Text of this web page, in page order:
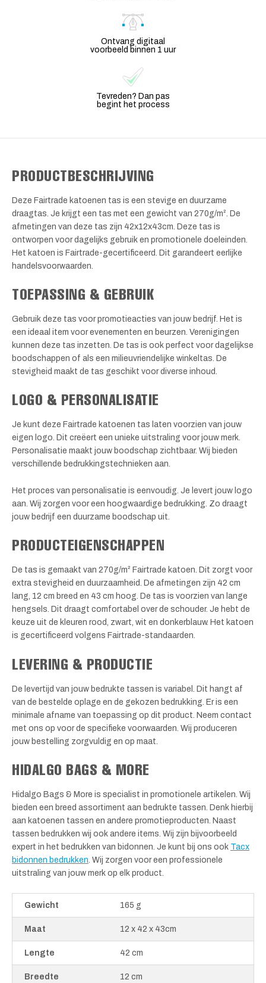
Ontvang digitaal
voorbeeld binnen 1 uur
Tevreden? Dan pas
begint het process
PRODUCTBESCHRIJVING
Deze Fairtrade katoenen tas is een stevige en duurzame
draagtas. Je krijgt een tas met een gewicht van 270g/m². De
afmetingen van deze tas zijn 42x12x43cm. Deze tas is
ontworpen voor dagelijks gebruik en promotionele doeleinden.
Het katoen is Fairtrade-gecertificeerd. Dit garandeert eerlijke
handelsvoorwaarden.
TOEPASSING & GEBRUIK
Gebruik deze tas voor promotieacties van jouw bedrijf. Het is
een ideaal item voor evenementen en beurzen. Verenigingen
kunnen deze tas inzetten. De tas is ook perfect voor dagelijkse
boodschappen of als een milieuvriendelijke winkeltas. De
stevigheid maakt de tas geschikt voor diverse inhoud.
LOGO & PERSONALISATIE
Je kunt deze Fairtrade katoenen tas laten voorzien van jouw
eigen logo. Dit creëert een unieke uitstraling voor jouw merk.
Personalisatie maakt jouw boodschap zichtbaar. Wij bieden
verschillende bedrukkingstechnieken aan.
Het proces van personalisatie is eenvoudig. Je levert jouw logo
aan. Wij zorgen voor een hoogwaardige bedrukking. Zo draagt
jouw bedrijf een duurzame boodschap uit.
PRODUCTEIGENSCHAPPEN
De tas is gemaakt van 270g/m² Fairtrade katoen. Dit zorgt voor
extra stevigheid en duurzaamheid. De afmetingen zijn 42 cm
lang, 12 cm breed en 43 cm hoog. De tas is voorzien van lange
hengsels. Dit draagt comfortabel over de schouder. Je hebt de
keuze uit de kleuren rood, zwart, wit en donkerblauw. Het katoen
is gecertificeerd volgens Fairtrade-standaarden.
LEVERING & PRODUCTIE
De levertijd van jouw bedrukte tassen is variabel. Dit hangt af
van de bestelde oplage en de gekozen bedrukking. Er is een
minimale afname van toepassing op dit product. Neem contact
met ons op voor de specifieke voorwaarden. Wij produceren
jouw bestelling zorgvuldig en op maat.
HIDALGO BAGS & MORE
Hidalgo Bags & More is specialist in promotionele artikelen. Wij
bieden een breed assortiment aan bedrukte tassen. Denk hierbij
aan katoenen tassen en andere promotieproducten. Naast
tassen bedrukken wij ook andere items. Wij zijn bijvoorbeeld
expert in het bedrukken van bidonnen. Je kunt bij ons ook Tacx
bidonnen bedrukken . Wij zorgen voor een professionele
uitstraling van jouw merk op elk product.
Gewicht 165 g
Maat 12 x 42 x 43cm
Lengte 42 cm
Breedte 12 cm